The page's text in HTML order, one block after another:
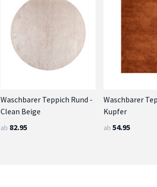
Waschbarer Teppich Rund -
Clean Beige
ab 82.95
Waschbarer
Kupfer
ab 54.95